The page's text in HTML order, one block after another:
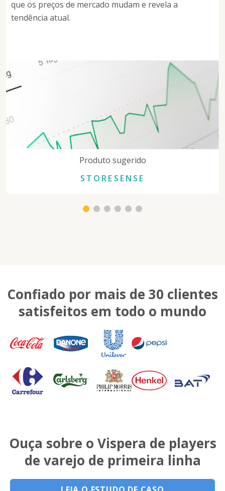
que os preços de mercado mudam e revela a
tendência atual.
Produto sugerido
STORESENSE
Confiado por mais de 30 clientes
satisfeitos em todo o mundo
Ouça sobre o Vispera de players
de varejo de primeira linha